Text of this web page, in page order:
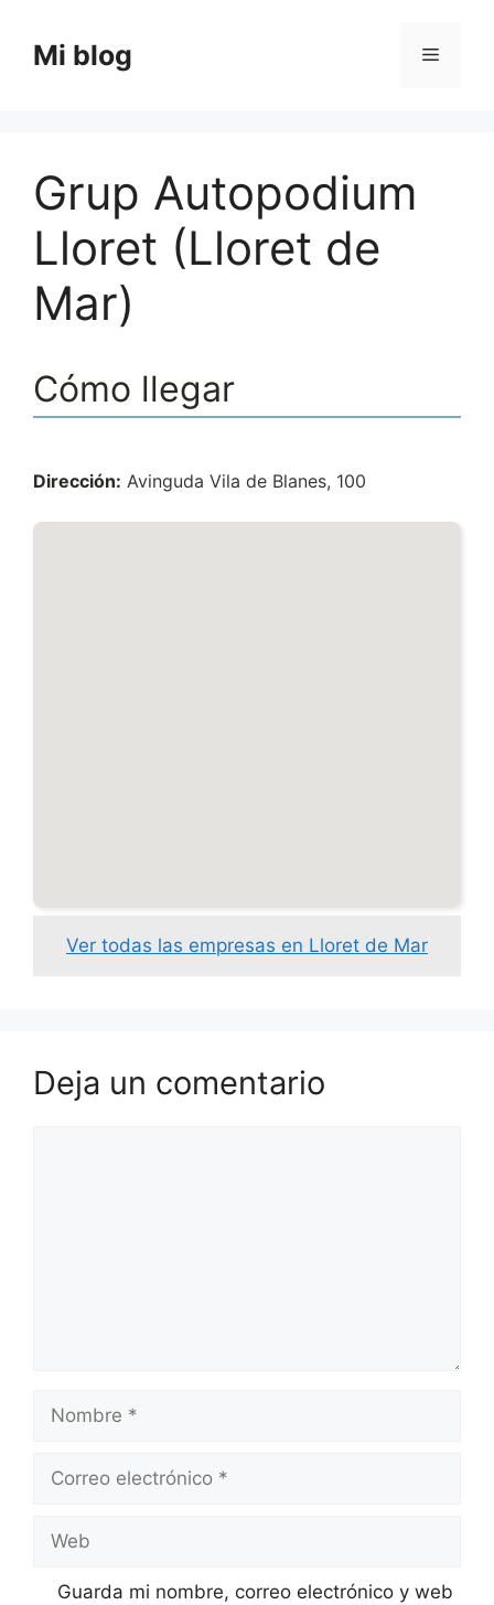
contenido
Mi blog Menú
Grup Autopodium
Lloret (Lloret de
Mar)
Cómo llegar
Dirección: Avinguda Vila de Blanes, 100
Ver todas las empresas en Lloret de Mar
Deja un comentario
Nombre
Correo
Web
Guarda mi nombre, correo electrónico y web